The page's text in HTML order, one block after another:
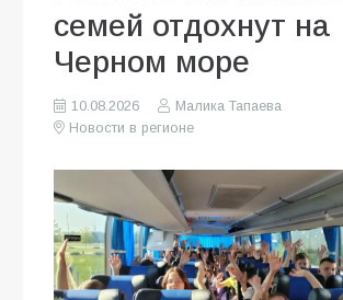
семей отдохнут на
Черном море
10.08.2026
Малика Тапаева
Новости в регионе